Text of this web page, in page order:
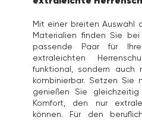
Mit einer breiten Auswahl
Materialien finden Sie
passende Paar für Ihre
extraleichten
funktional, sondern auch
kombinierbar. Setzen Sie
genießen Sie
Komfort, den nur
können. Für den